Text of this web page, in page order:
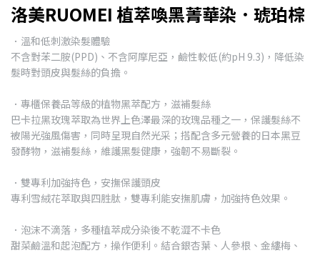
洛美RUOMEI 植萃喚黑菁華染．琥珀棕
．溫和低刺激染髮體驗
不含對苯二胺(PPD)、不含阿摩尼亞，鹼性較低(約pH 9.3)，降低染
髮時對頭皮與髮絲的負擔。
．專櫃保養品等級的植物黑萃配方，滋補髮絲
巴卡拉黑玫瑰萃取為世界上色澤最深的玫瑰品種之一，保護髮絲不
被陽光強風傷害，同時呈現自然光采；搭配含多元營養的日本黑豆
發酵物，滋補髮絲，維護黑髮健康，強韌不易斷裂。
．雙專利加強持色，安撫保護頭皮
專利雪絨花萃取與四胜肽，雙專利能安撫肌膚，加強持色效果。
．泡沫不滴落，多種植萃成分染後不乾澀不卡色
甜菜鹼溫和起泡配方，操作便利。結合銀杏葉、人參根、金縷梅、